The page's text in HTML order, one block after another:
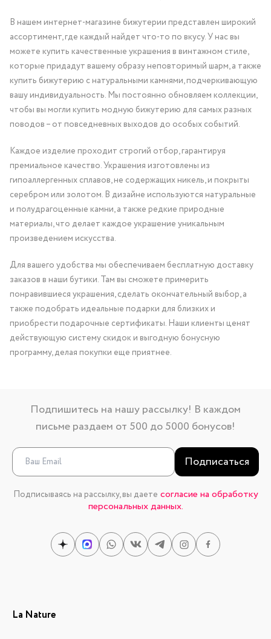
В нашем интернет-магазине бижутерии представлен широкий
ассортимент, где каждый найдет что-то по вкусу. У нас вы
можете купить качественные украшения в винтажном стиле,
которые придадут вашему образу неповторимый шарм, а также
купить бижутерию с натуральными камнями, подчеркивающую
вашу индивидуальность. Мы постоянно обновляем коллекции,
чтобы вы могли купить модную бижутерию для самых разных
поводов – от повседневных выходов до особых событий.
Каждое изделие проходит строгий отбор, гарантируя
премиальное качество. Украшения изготовлены из
гипоаллергенных сплавов, не содержащих никель, и покрыты
серебром или золотом. В дизайне используются натуральные
и полудрагоценные камни, а также редкие природные
материалы, что делает каждое украшение уникальным
произведением искусства.
Для вашего удобства мы обеспечиваем бесплатную доставку
заказов в наши бутики. Там вы сможете примерить
понравившиеся украшения, сделать окончательный выбор, а
также подобрать идеальные подарки для близких и
приобрести подарочные сертификаты. Наши клиенты ценят
действующую систему скидок и выгодную бонусную
программу, делая покупки еще приятнее.
Подпишитесь на нашу рассылку! В каждом
письме раздаем от 500 до 5000 бонусов!
Подписаться
Подписываясь на рассылку, вы даете согласие на обработку
персональных данных.
La Nature